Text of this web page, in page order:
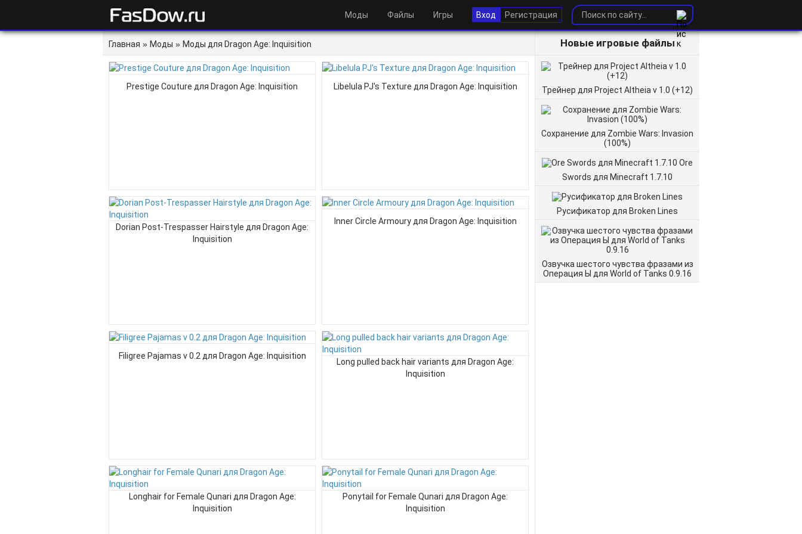
Моды Файлы Игры Вход Регистрация
Новые игровые файлы
Трейнер для Project Altheia v 1.0 (+12)
Сохранение для Zombie Wars: Invasion
(100%)
Ore
Swords для Minecraft 1.7.10
Русификатор для Broken Lines
Озвучка шестого чувства фразами из
Операция Ы для World of Tanks 0.9.16
Главная » Моды » Моды для Dragon Age: Inquisition
Prestige Couture для Dragon Age: Inquisition Libelula PJ's Texture для Dragon Age: Inquisition
Dorian Post-Trespasser Hairstyle для Dragon Age:
Inquisition
Inner Circle Armoury для Dragon Age: Inquisition
Filigree Pajamas v 0.2 для Dragon Age: Inquisition
Long pulled back hair variants для Dragon Age:
Inquisition
Longhair for Female Qunari для Dragon Age:
Inquisition
Ponytail for Female Qunari для Dragon Age:
Inquisition